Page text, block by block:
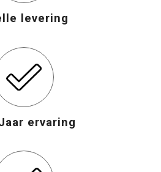
levering
ervaring